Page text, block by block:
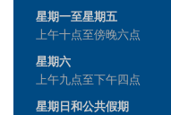
星期一至星期五
上午十点至傍晚六点
星期六
上午九点至下午四点
星期日和公共假期